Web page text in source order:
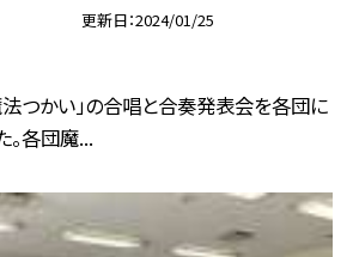
更新日 2024/01/25
法つかい」の合唱と合奏発表会を各団に
。各団魔...